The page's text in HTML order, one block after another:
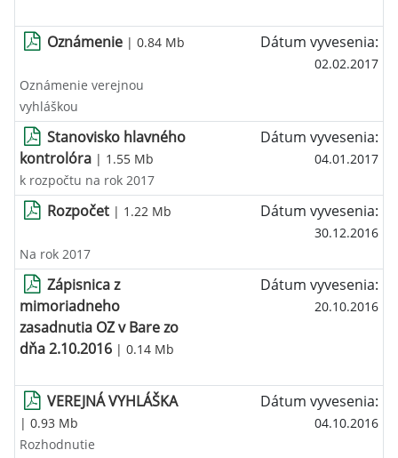
Oznámenie | 0.84 Mb Dátum vyvesenia:
02.02.2017
Oznámenie verejnou
vyhláškou
Stanovisko hlavného
kontrolóra | 1.55 Mb
Dátum vyvesenia:
04.01.2017
k rozpočtu na rok 2017
Rozpočet | 1.22 Mb Dátum vyvesenia:
30.12.2016
Na rok 2017
Zápisnica z
mimoriadneho
zasadnutia OZ v Bare zo
dňa 2.10.2016 | 0.14 Mb
Dátum vyvesenia:
20.10.2016
VEREJNÁ VYHLÁŠKA
| 0.93 Mb
Dátum vyvesenia:
04.10.2016
Rozhodnutie